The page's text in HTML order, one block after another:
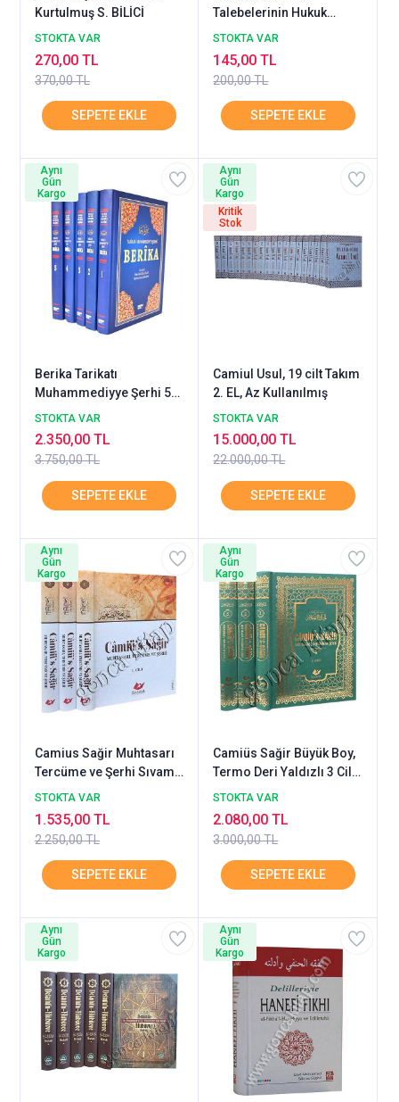
Kurtulmuş S. BİLİCİ
STOKTA VAR
370,00 TL
270,00 TL
Talebelerinin Hukuk
Mücadelesi
STOKTA VAR
200,00 TL
145,00 TL
Berika Tarikatı
Muhammediyye Şerhi 5
Cilt Şamua KAHRAMAN
STOKTA VAR
3.750,00 TL
2.350,00 TL
Aynı
Gün
Kargo
Camiul Usul, 19 cilt Takım
2. EL, Az Kullanılmış
STOKTA VAR
22.000,00 TL
15.000,00 TL
Aynı
Gün
Kargo
Kritik
Stok
Camius Sağir Muhtasarı
Tercüme ve Şerhi Sıvama
Cilt YENİ ASYA
STOKTA VAR
2.250,00 TL
1.535,00 TL
Aynı
Gün
Kargo
Camiüs Sağir Büyük Boy,
Termo Deri Yaldızlı 3 Cilt
Cilt
STOKTA VAR
3.000,00 TL
2.080,00 TL
Aynı
Gün
Kargo
Aynı
Gün
Kargo
Aynı
Gün
Kargo